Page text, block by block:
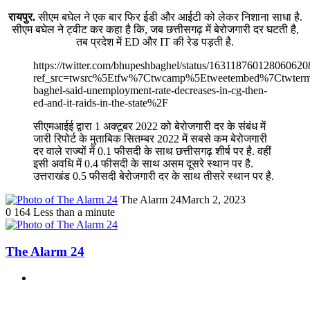
रायपुर.सीएम बघेल ने एक बार फिर ईडी और आईटी को लेकर निशाना साधा है.
सीएम बघेल ने ट्वीट कर कहा है कि, जब छत्तीसगढ़ में बेरोजगारी दर घटती है,
तब प्रदेश में ED और IT की रेड पड़ती है.
https://twitter.com/bhupeshbaghel/status/
baghel-said-unemployment-rate-decreases-in-cg-then-
ed-and-it-raids-in-the-state%2F
सीएमआईई द्वारा 1 अक्टूबर 2022 को बेरोजगारी दर के संबंध में
जारी रिपोर्ट के मुताबिक सितम्बर 2022 में सबसे कम बेरोजगारी
दर वाले राज्यों में 0.1 फीसदी के साथ छत्तीसगढ़ शीर्ष पर है. वहीं
इसी अवधि में 0.4 फीसदी के साथ असम दूसरे स्थान पर है.
उत्तराखंड 0.5 फीसदी बेरोजगारी दर के साथ तीसरे स्थान पर है.
The Alarm 24March 2, 2023
0 164 Less than a minute
The Alarm 24